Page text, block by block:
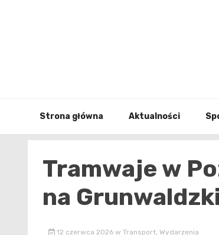
Strona główna Aktualności
Tramwaje w
na
12 czerwca 2026 w Transport, Wydarzenia